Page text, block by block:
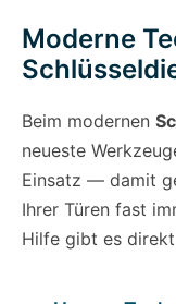
Moderne
Beim modernen
neueste
Einsatz — damit
Ihrer Türen fast
Hilfe gibt es